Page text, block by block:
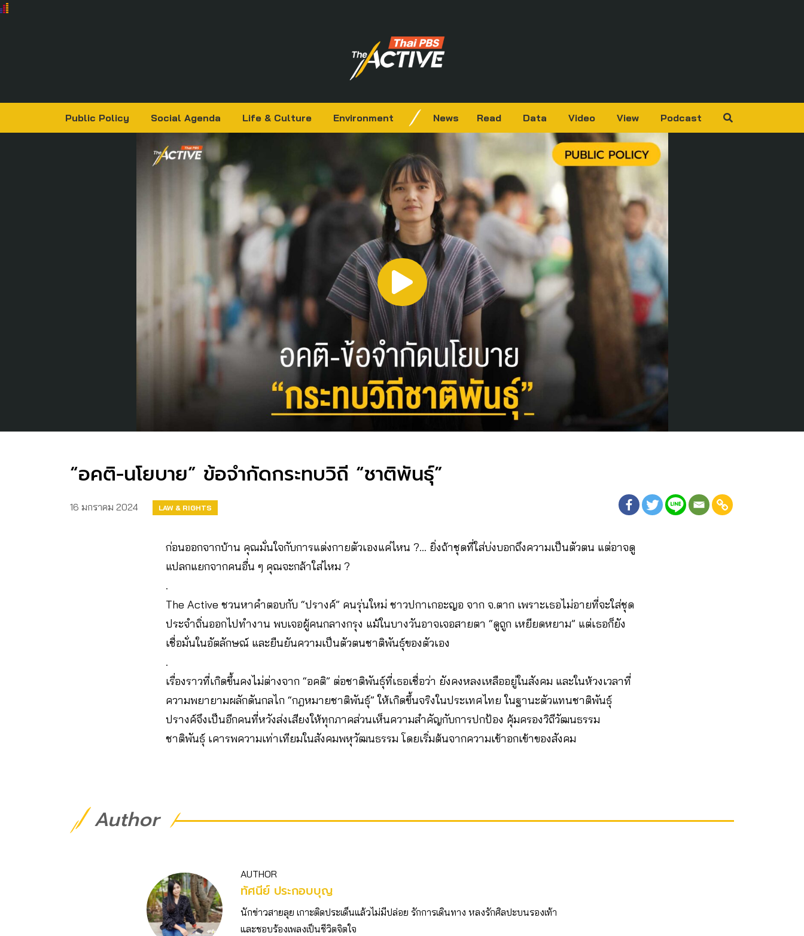
Public Policy Social Agenda Life & Culture Environment News Read Data Video View Podcast
“อคติ-นโยบาย” ข้อจำกัดกระทบวิถี “ชาติพันธุ์”
16 มกราคม 2024 LAW & RIGHTS
ก่อนออกจากบ้าน คุณมั่นใจกับการแต่งกายตัวเองแค่ไหน ?… ยิ่งถ้าชุดที่ใส่บ่งบอกถึงความเป็นตัวตน แต่อาจดู
แปลกแยกจากคนอื่น ๆ คุณจะกล้าใส่ไหม ?
.
The Active ชวนหาคำตอบกับ “ปรางค์” คนรุ่นใหม่ ชาวปกาเกอะญอ จาก จ.ตาก เพราะเธอไม่อายที่จะใส่ชุด
ประจำถิ่นออกไปทำงาน พบเจอผู้คนกลางกรุง แม้ในบางวันอาจเจอสายตา “ดูถูก เหยียดหยาม” แต่เธอก็ยัง
เชื่อมั่นในอัตลักษณ์ และยืนยันความเป็นตัวตนชาติพันธุ์ของตัวเอง
.
เรื่องราวที่เกิดขึ้นคงไม่ต่างจาก “อคติ” ต่อชาติพันธุ์ที่เธอเชื่อว่า ยังคงหลงเหลืออยู่ในสังคม และในห้วงเวลาที่
ความพยายามผลักดันกลไก “กฎหมายชาติพันธุ์” ให้เกิดขึ้นจริงในประเทศไทย ในฐานะตัวแทนชาติพันธุ์
ปรางค์จึงเป็นอีกคนที่หวังส่งเสียงให้ทุกภาคส่วนเห็นความสำคัญกับการปกป้อง คุ้มครองวิถีวัฒนธรรม
ชาติพันธุ์ เคารพความเท่าเทียมในสังคมพหุวัฒนธรรม โดยเริ่มต้นจากความเข้าอกเข้าของสังคม
Author
AUTHOR
ทัศนีย์ ประกอบบุญ
นักข่าวสายลุย เกาะติดประเด็นแล้วไม่มีปล่อย รักการเดินทาง หลงรักศิลปะบนรองเท้า
และชอบร้องเพลงเป็นชีวิตจิตใจ